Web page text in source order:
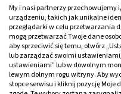
Lunatykowanie -
My i nasi partnerzy przechowujemy
urządzeniu, takich jak unikalne
przeglądarki w celu przetwarzania
mogą przetwarzać Twoje dane
aby sprzeciwić się temu, otwórz
lub zarządzać swoimi
ustawieniami” lub w dowolnym
lewym dolnym rogu witryny. Aby
stopce serwisu i kliknij pozycję Moje